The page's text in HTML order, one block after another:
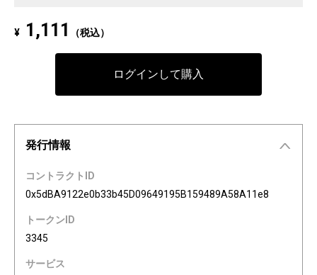
3. The expressions on the INFOBAR FRIENDS' faces are nostalgic pictogra
mbination patterns of "character x expression x background color."
¥ 1,111 （税込）
ログインして購入
発行情報
コントラクトID
0x5dBA9122e0b33b45D09649195B159489A58A11e8
トークンID
3345
サービス